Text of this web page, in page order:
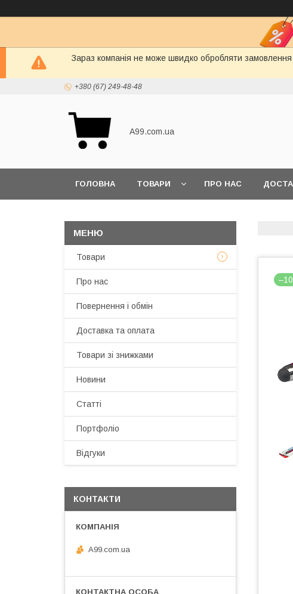
Зараз компанія не може швидко обробляти замовлення
+380 (67) 249-48-48
A99.com.ua
ГОЛОВНА ТОВАРИ ПРО НАС
Товари
Про нас
Повернення і обмін
Доставка та оплата
Товари зі знижками
Новини
Статті
Портфоліо
Відгуки
КОНТАКТИ
A99.com.ua